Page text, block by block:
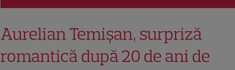
Aurelian Temișan, surpriză
romantică după 20 de ani de